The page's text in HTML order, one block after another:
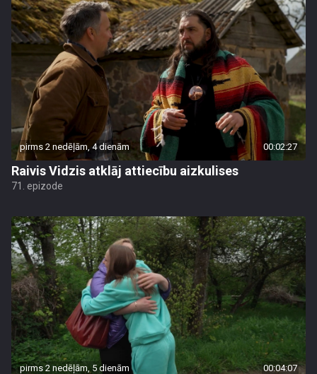
pirms 2 nedēļām, 4 dienām 00:02:27
Raivis Vidzis atklāj attiecību aizkulises
71. epizode
pirms 2 nedēļām, 5 dienām 00:04:07